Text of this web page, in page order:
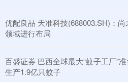
优配良品 天准科技(688003.SH)：
领域进行布局
百盛证券 巴西全球最大“蚊子工厂”
生产1.9亿只蚊子